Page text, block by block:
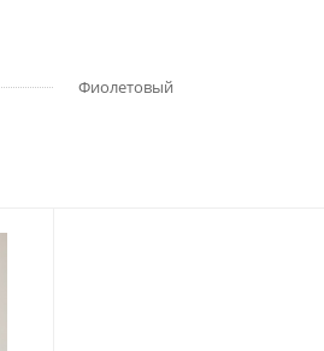
Фиолетовый